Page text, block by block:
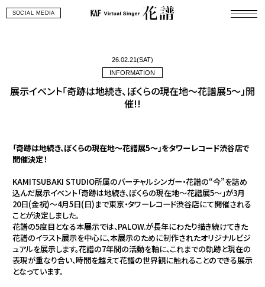
SOCIAL MEDIA
26.02.21(SAT)
INFORMATION
展示イベント「奇跡は地続き、ぼくらの現在地〜花譜展5〜」開
催!!
「奇跡は地続き、ぼくらの現在地〜花譜展5〜」をタワーレコード渋谷店で
開催決定！
KAMITSUBAKI STUDIO所属のバーチャルシンガー・花譜の“今”を詰め
込んだ展示イベント「奇跡は地続き、ぼくらの現在地〜花譜展5〜」が3月
20日(金祝)〜4月5日(日)まで東京・タワーレコード渋谷店にて開催される
ことが決定しました。
花譜の5度目となる本展示では、PALOW.が長年にわたり描き続けてきた
花譜のイラスト展示を中心に、本展示のために制作されたオリジナルビジ
ュアルを展示します。花譜の7年間の活動を軸に、これまでの軌跡と現在の
表現が重なり合い、時間を越えて花譜の世界観に触れることのできる展示
となっています。